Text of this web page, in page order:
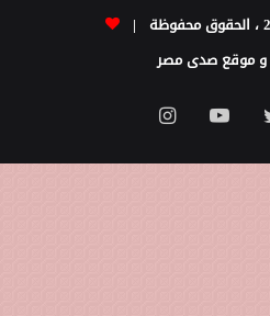
و موقع صدى مصر
تويتر يوتيوبانستقرام